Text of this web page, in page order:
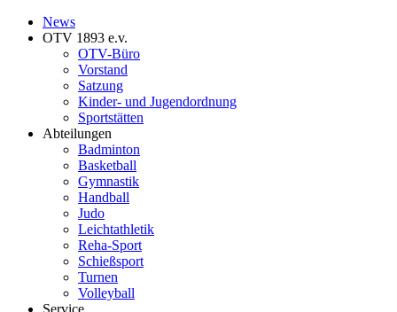
News
OTV 1893 e.v.
OTV-Büro
Vorstand
Satzung
Kinder- und Jugendordnung
Sportstätten
Abteilungen
Badminton
Basketball
Gymnastik
Handball
Judo
Leichtathletik
Reha-Sport
Schießsport
Turnen
Volleyball
Service